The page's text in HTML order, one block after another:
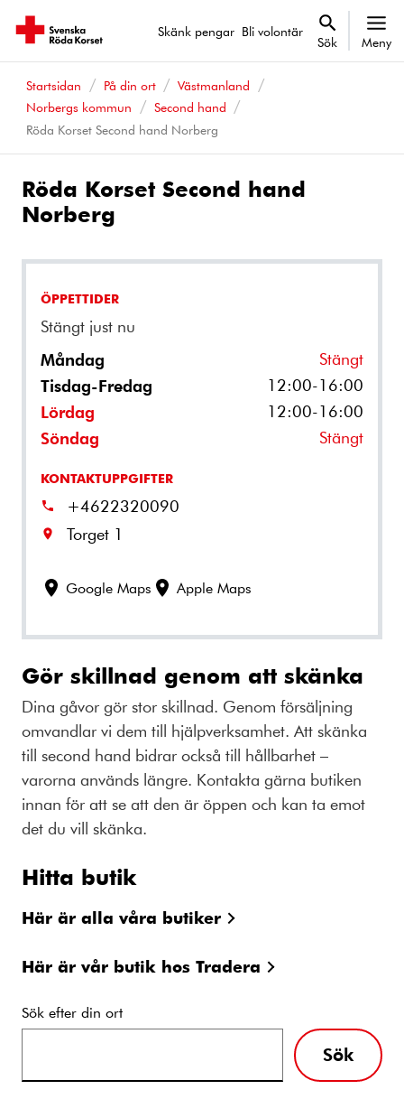
Skänk pengar Bli volontär
Sök Meny
Startsidan På din ort
Västmanland
Norbergs kommun
Second hand
Röda Korset Second hand Norberg
Röda Korset Second hand
Norberg
ÖPPETTIDER
Stängt just nu
Måndag Stängt
Tisdag-Fredag 12:00-16:00
Lördag 12:00-16:00
Söndag Stängt
KONTAKTUPPGIFTER
+4622320090
Torget 1
Google Maps Apple Maps
Gör skillnad genom att skänka
Dina gåvor gör stor skillnad. Genom försäljning
omvandlar vi dem till hjälpverksamhet. Att skänka
till second hand bidrar också till hållbarhet –
varorna används längre. Kontakta gärna butiken
innan för att se att den är öppen och kan ta emot
det du vill skänka.
Hitta butik
Här är alla våra butiker
Här är vår butik hos Tradera
Sök efter din ort
Sök